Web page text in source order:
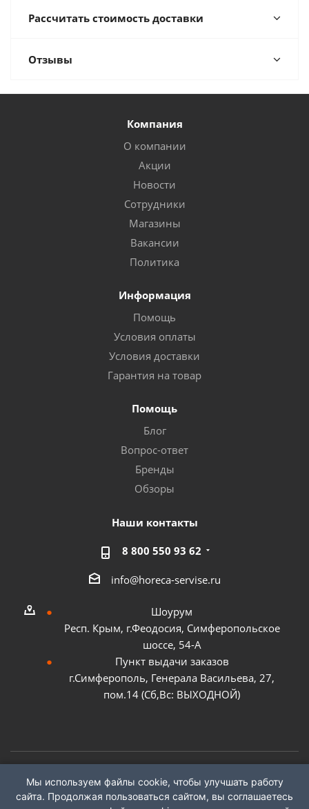
Рассчитать стоимость доставки
Отзывы
Компания
О компании
Акции
Новости
Сотрудники
Магазины
Вакансии
Политика
Информация
Помощь
Условия оплаты
Условия доставки
Гарантия на товар
Помощь
Блог
Вопрос-ответ
Бренды
Обзоры
Наши контакты
8 800 550 93 62
info@horeca-servise.ru
Шоурум
Респ. Крым, г.Феодосия, Симферопольское
шоссе, 54-А
Пункт выдачи заказов
г.Симферополь, Генерала Васильева, 27,
пом.14 (Сб,Вс: ВЫХОДНОЙ)
2026 ©ГК "ХоРеКа Сервис"
Мы используем файлы cookie, чтобы улучшать работу
сайта. Продолжая пользоваться сайтом, вы соглашаетесь